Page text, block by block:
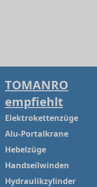
TOMANRO
empfiehlt
Elektrokettenzüge
Alu-Portalkrane
Hebelzüge
Handseilwinden
Hydraulikzylinder